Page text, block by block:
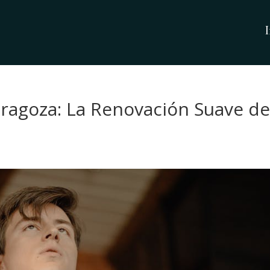
La Renovación Suave de